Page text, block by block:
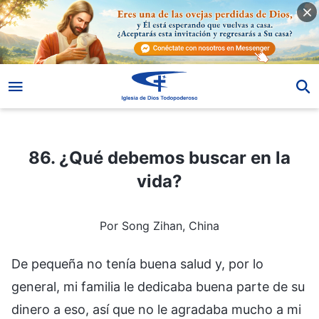
86. ¿Qué debemos buscar en la vida?
86. ¿Qué debemos buscar en la
vida?
Por Song Zihan, China
De pequeña no tenía buena salud y, por lo
general, mi familia le dedicaba buena parte de su
dinero a eso, así que no le agradaba mucho a mi